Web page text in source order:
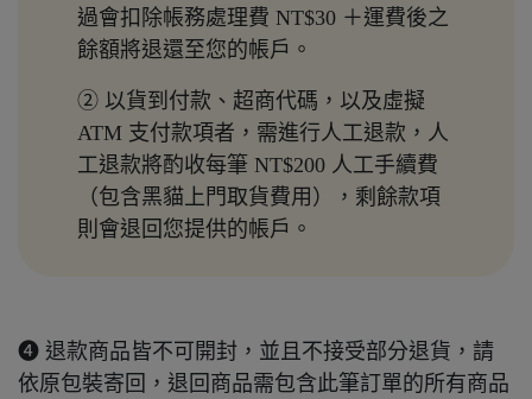
過會扣除帳務處理費 NT$30 ＋運費後之
餘額將退還至您的帳戶。
② 以貨到付款、超商代碼，以及虛擬
ATM 支付款項者，需進行人工退款，人
工退款將酌收每筆 NT$200 人工手續費
（包含黑貓上門取貨費用），剩餘款項
則會退回您提供的帳戶。
➍ 退款商品皆不可開封，並且不接受部分退貨，請
依原包裝寄回，退回商品需包含此筆訂單的所有商品